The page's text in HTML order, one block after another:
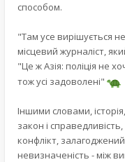
способом.
"Там усе вирішується
місцевий журналіст,
"Це ж Азія: поліція не
тож усі задоволені"
Іншими словами,
закон і
конфлікт,
невизначеність - між